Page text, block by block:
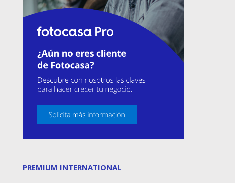
PREMIUM INTERNATIONAL